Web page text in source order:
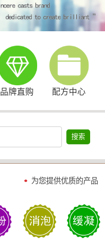
品牌直购 配方中心
搜索
为您提供优质的产品